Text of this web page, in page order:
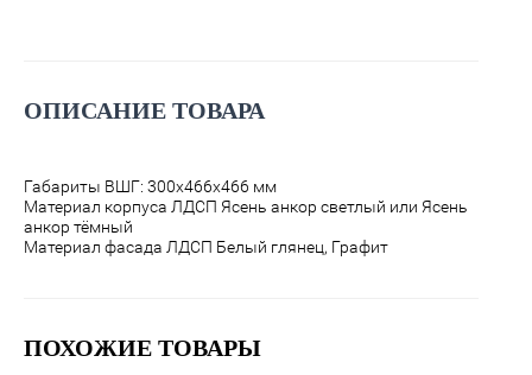
ОПИСАНИЕ ТОВАРА
Габариты ВШГ: 300х466х466 мм
Материал корпуса ЛДСП Ясень анкор светлый или Ясень
анкор тёмный
Материал фасада ЛДСП Белый глянец, Графит
ПОХОЖИЕ ТОВАРЫ